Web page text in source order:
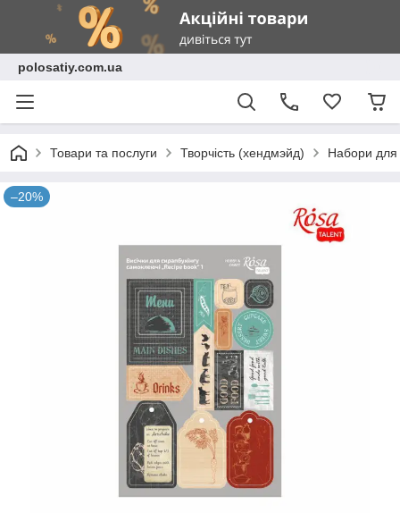
polosatiy.com.ua
Товари та послуги Творчість (хендмэйд) Набори для
–20%